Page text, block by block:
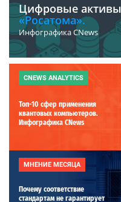
Цифровые активы
«Росатома».
Инфографика CNews
CNEWS ANALYTICS
Топ-10 сфер применения
квантовых компьютеров.
Инфографика CNews
МНЕНИЕ МЕСЯЦА
Почему соответствие
стандартам не гарантирует